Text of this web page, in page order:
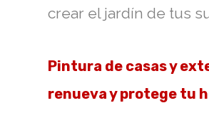
crear el jardín de tus
Pintura de casas y
renueva y protege tu